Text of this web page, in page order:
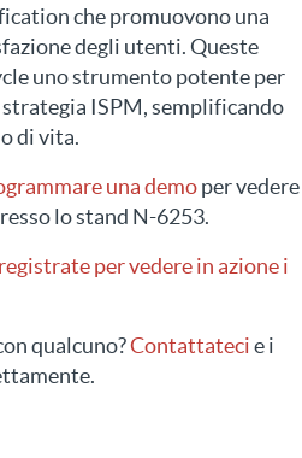
che promuovono una
degli utenti. Queste
uno strumento potente per
ISPM, semplificando
di vita.
una demoper vedere
lo stand N-6253.
per vedere in azione i
qualcuno?Contattatecie i